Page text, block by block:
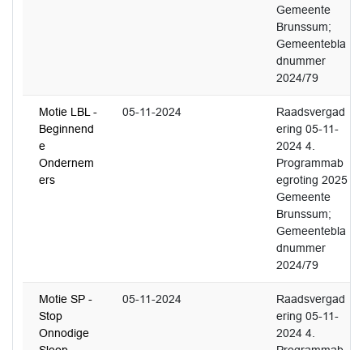
Gemeente
Brunssum;
Gemeentebla
dnummer
2024/79
Motie LBL -
Beginnend
e
Ondernem
ers
05-11-2024
Raadsvergad
ering 05-11-
2024 4.
Programmab
egroting 2025
Gemeente
Brunssum;
Gemeentebla
dnummer
2024/79
Motie SP -
Stop
Onnodige
05-11-2024
Raadsvergad
ering 05-11-
2024 4.